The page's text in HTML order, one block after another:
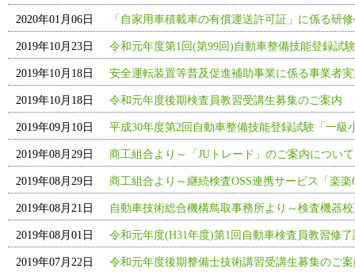
2020年01月06日 「自家用車積載車の有償運送許可証」に係る研
2019年10月23日 令和元年度第1回(第99回)自動車整備技能登録試
2019年10月18日 安全運転装置等普及促進補助事業に係る事業者
2019年10月18日 令和元年度後期検査員教習受講生募集のご案内
2019年09月10日 平成30年度第2回自動車整備技能登録試験「一
2019年08月29日 商工組合より～「JUトレード」のご案内につい
2019年08月29日 商工組合より～継続検査OSS連携サービス「楽
2019年08月21日 自動車技術総合機構鳥取事務所より～検査機器
2019年08月01日 令和元年度(H31年度)第1回自動車検査員教習修
2019年07月22日 令和元年度後期整備士技術講習受講生募集のご